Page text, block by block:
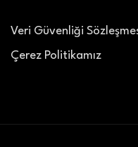
Veri Güvenliği
Çerez Politikamız